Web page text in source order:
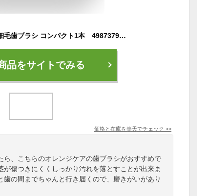
オレンジケア 濃密極細毛歯ブラシ コンパクト1本 4987379007594
品をサイトでみる
価格と在庫を楽天でチェック >>
ら、こちらのオレンジケアの歯ブラシがおすすめで
傷つきにくくしっかり汚れを落とすことが出来ま
の間までちゃんと行き届くので、磨きがいがあり